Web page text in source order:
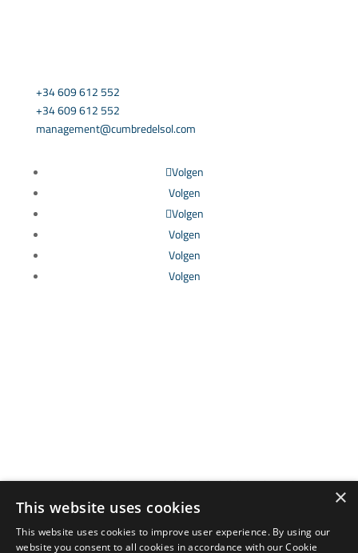
+34 609 612 552
+34 609 612 552
management@cumbredelsol.com
Volgen
Volgen
Volgen
Volgen
Volgen
Volgen
Cumbre del Sol Pre-Owned is het handelsmerk van het
bedrijf AFLYS CONSULTANTS S.L., geregistreerd in het
onder registratienummer RAICV 0074.
×
This website uses cookies
This website uses cookies to improve user experience. By using our
website you consent to all cookies in accordance with our Cookie